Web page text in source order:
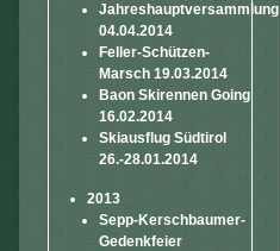
Jahreshauptversammlung
04.04.2014
Feller-Schützen-
Marsch 19.03.2014
Baon Skirennen Going
16.02.2014
Skiausflug Südtirol
26.-28.01.2014
2013
Sepp-Kerschbaumer-
Gedenkfeier